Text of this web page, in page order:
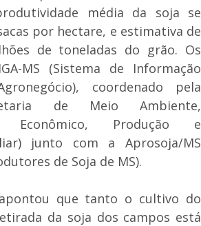
média da soja se
por hectare, e estimativa de
de toneladas do grão. Os
MS (Sistema de Informação
coordenado pela
de Meio Ambiente,
Econômico, Produção e
junto com a Aprosoja/MS
de Soja de MS).
que tanto o cultivo do
da soja dos campos está